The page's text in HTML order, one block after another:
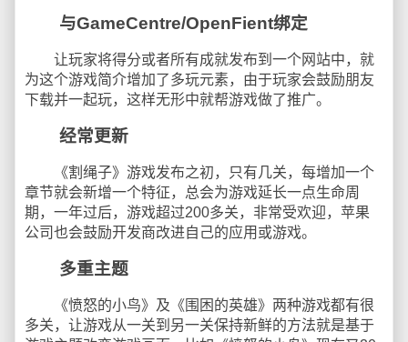
与GameCentre/OpenFient绑定
让玩家将得分或者所有成就发布到一个网站中，就
为这个游戏简介增加了多玩元素，由于玩家会鼓励朋友
下载并一起玩，这样无形中就帮游戏做了推广。
经常更新
《割绳子》游戏发布之初，只有几关，每增加一个
章节就会新增一个特征，总会为游戏延长一点生命周
期，一年过后，游戏超过200多关，非常受欢迎，苹果
公司也会鼓励开发商改进自己的应用或游戏。
多重主题
《愤怒的小鸟》及《围困的英雄》两种游戏都有很
多关，让游戏从一关到另一关保持新鲜的方法就是基于